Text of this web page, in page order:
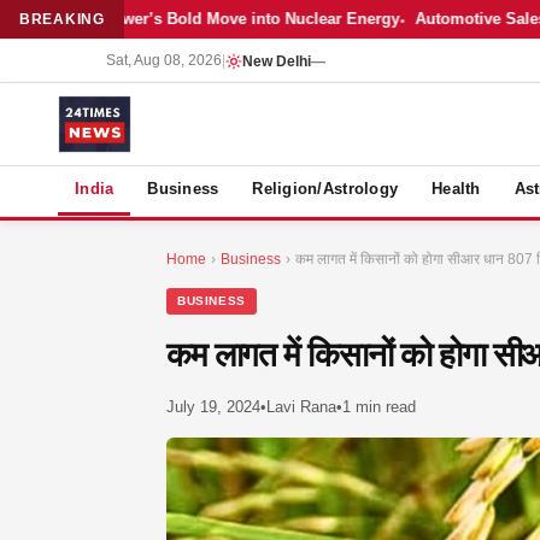
BREAKING
Power’s Bold Move into Nuclear Energy Automotive Sales Cool
Sat, Aug 08, 2026 New Delhi—
India Business Religion/Astrology Health
Home › Business › कम लागत में किसानों को होगा सीआर धान 807
BUSINESS
कम लागत में किसानों को होगा
July 19, 2024• Lavi Rana•1 min read